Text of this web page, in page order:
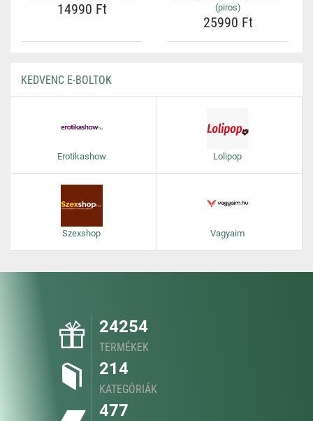
14990 Ft
(piros)
25990 Ft
KEDVENC E-BOLTOK
Erotikashow Lolipop
Szexshop Vagyaim
24254
TERMÉKEK
214
KATEGÓRIÁK
477